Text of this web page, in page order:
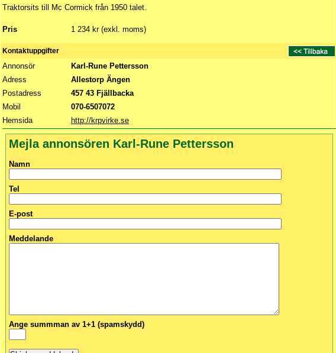
Traktorsits till Mc Cormick från 1950 talet.
Pris 1 234 kr (exkl. moms)
Kontaktuppgifter
Annonsör
Karl-Rune Pettersson
Adress
Allestorp Ängen
Postadress
457 43 Fjällbacka
Mobil
070-6507072
Hemsida
http://krpvirke.se
Mejla annonsören Karl-Rune Pettersson
Namn
Tel
E-post
Meddelande
Ange summman av 1+1 (spamskydd)